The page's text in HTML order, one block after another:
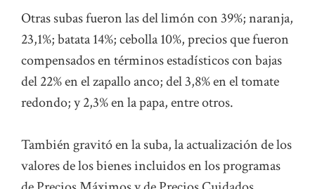
Otras subas fueron las del limón con 39%; naranja,
23,1%; batata 14%; cebolla 10%, precios que fueron
compensados en términos estadísticos con bajas
del 22% en el zapallo anco; del 3,8% en el tomate
redondo; y 2,3% en la papa, entre otros.
También gravitó en la suba, la actualización de los
valores de los bienes incluidos en los programas